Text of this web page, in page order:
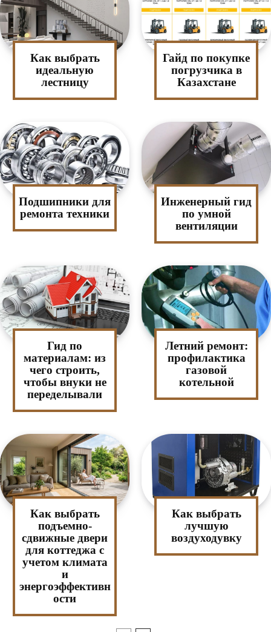
Как выбрать
идеальную
лестницу
Гайд по покупке
погрузчика в
Казахстане
Подшипники для
ремонта техники
Инженерный гид
по умной
вентиляции
Гид по
материалам: из
чего строить,
чтобы внуки не
переделывали
Летний ремонт:
профилактика
газовой
котельной
Как выбрать
подъемно-
сдвижные двери
для коттеджа с
учетом климата
и
энергоэффективн
ости
Как выбрать
лучшую
воздуходувку